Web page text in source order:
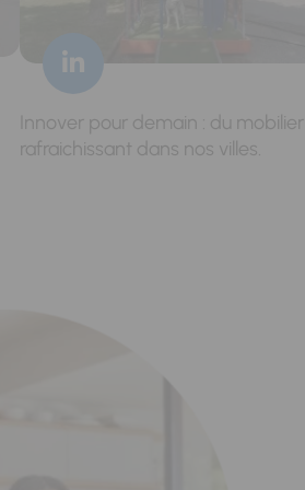
Innover pour demain : du mobilier
rafraichissant dans nos villes.